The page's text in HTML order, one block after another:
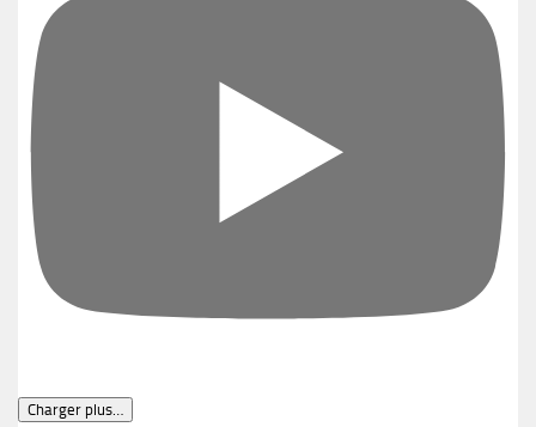
Charger plus…